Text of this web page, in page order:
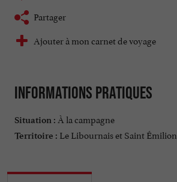
Partager
Ajouter à mon carnet de voyage
Informations pratiques
Situation : À la campagne
Territoire : Le Libournais et Saint Émilion